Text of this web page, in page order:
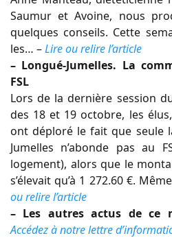
Saumur et Avoine, nous
quelques conseils. Cette
les… –Lire ou relire l’article
– Longué-Jumelles. La
FSL
Lors de la dernière session
des 18 et 19 octobre, les
ont déploré le fait que seule
Jumelles n’abonde pas au
logement), alors que le
s’élevait qu’à 1 272.60 €.
ou relire l’article
– Les autres actus de ce
Accédez à notre lettre